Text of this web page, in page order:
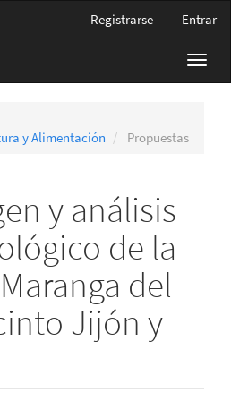
Registrarse Entrar
y Alimentación
Propuestas
y análisis
de la
del
Jijón y